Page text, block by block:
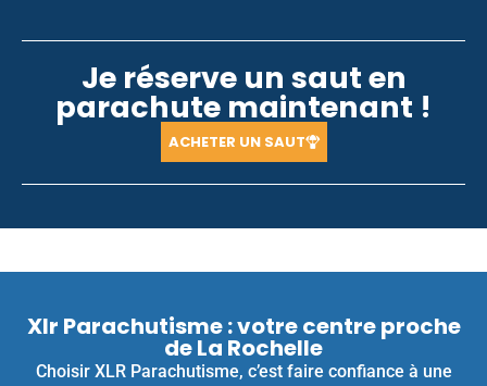
Je réserve un saut en
parachute maintenant !
ACHETER UN SAUT
Xlr Parachutisme : votre centre proche
de La Rochelle
Choisir XLR Parachutisme, c’est faire confiance à une